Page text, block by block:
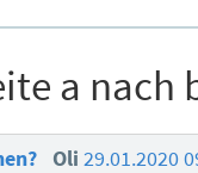
a nach
Oli29.01.2020